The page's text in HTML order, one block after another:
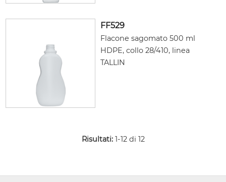
FF529
Flacone sagomato 500 ml
HDPE, collo 28/410, linea
TALLIN
Risultati:1-12 di 12